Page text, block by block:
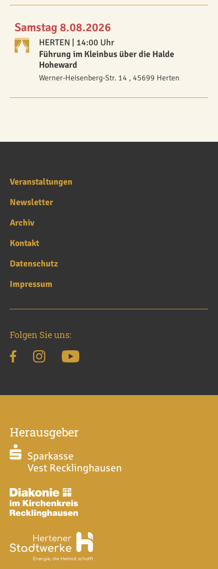
Samstag 8.08.2026
HERTEN | 14:00 Uhr
Führung im Kleinbus über die Halde
Hoheward
Werner-Heisenberg-Str. 14 , 45699 Herten
Veranstaltungen
Newsletter
Archiv
Kontakt
Datenschutz
Impressum
Folgen Sie uns:
Herausgeber